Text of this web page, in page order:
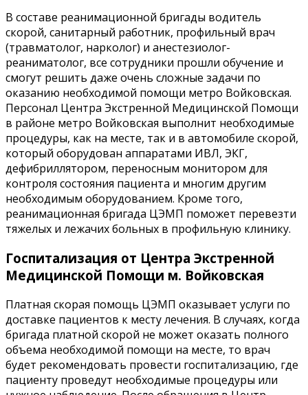
В составе реанимационной бригады водитель
скорой, санитарный работник, профильный врач
(травматолог, нарколог) и анестезиолог-
реаниматолог, все сотрудники прошли обучение и
смогут решить даже очень сложные задачи по
оказанию необходимой помощи метро Войковская.
Персонал Центра Экстренной Медицинской Помощи
в районе метро Войковская выполнит необходимые
процедуры, как на месте, так и в автомобиле скорой,
который оборудован аппаратами ИВЛ, ЭКГ,
дефибриллятором, переносным монитором для
контроля состояния пациента и многим другим
необходимым оборудованием. Кроме того,
реанимационная бригада ЦЭМП поможет перевезти
тяжелых и лежачих больных в профильную клинику.
Госпитализация от Центра Экстренной
Медицинской Помощи м. Войковская
Платная скорая помощь ЦЭМП оказывает услуги по
доставке пациентов к месту лечения. В случаях, когда
бригада платной скорой не может оказать полного
объема необходимой помощи на месте, то врач
будет рекомендовать провести госпитализацию, где
пациенту проведут необходимые процедуры или